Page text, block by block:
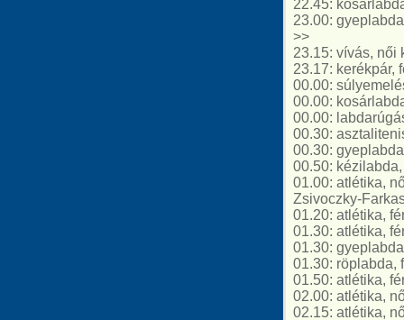
22.45:
23.00:
>>
23.15: vívás, női
23.17: kerékpár,
00.00:
00.00:
00.00:
00.30:
00.30:
00.50:
01.00: atlétika,
Zsivoczky-
01.20: atlétika,
01.30: atlétika,
01.30:
01.30: röplabda,
01.50: atlétika,
02.00: atlétika,
02.15: atlétika,